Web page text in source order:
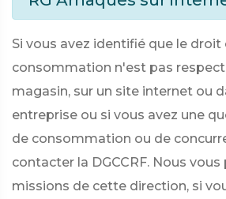
Si vous avez identifié que le droit
consommation n'est pas
magasin, sur un site internet ou
entreprise ou si vous avez une
de consommation ou de
contacter la DGCCRF. Nous
missions de cette direction, si